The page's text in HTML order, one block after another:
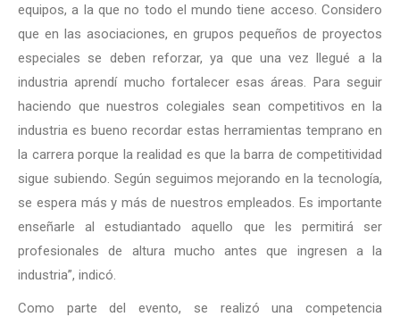
equipos, a la que no todo el mundo tiene acceso. Considero
que en las asociaciones, en grupos pequeños de proyectos
especiales se deben reforzar, ya que una vez llegué a la
industria aprendí mucho fortalecer esas áreas. Para seguir
haciendo que nuestros colegiales sean competitivos en la
industria es bueno recordar estas herramientas temprano en
la carrera porque la realidad es que la barra de competitividad
sigue subiendo. Según seguimos mejorando en la tecnología,
se espera más y más de nuestros empleados. Es importante
enseñarle al estudiantado aquello que les permitirá ser
profesionales de altura mucho antes que ingresen a la
industria”, indicó.
Como parte del evento, se realizó una competencia